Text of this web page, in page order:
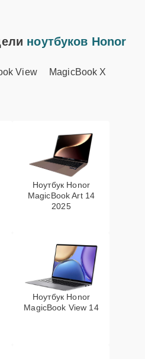
ноутбуков Honor
View
MagicBook X
Ноутбук Honor
MagicBook Art 14
2025
Ноутбук Honor
MagicBook View 14